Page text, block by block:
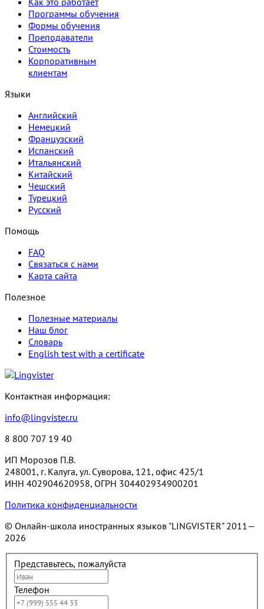
Программы обучения
Формы обучения
Преподаватели
Стоимость
Корпоративным
клиентам
Языки
Английский
Немецкий
Французский
Испанский
Итальянский
Китайский
Чешский
Турецкий
Русский
Помощь
FAQ
Связаться с нами
Карта сайта
Полезное
Полезные материалы
Наш блог
Словарь
English test with a certificate
Контактная информация:
info@lingvister.ru
8 800 707 19 40
ИП Морозов П.В.
248001, г. Калуга, ул. Суворова, 121, офис 425/1
ИНН 402904620958, ОГРН 304402934900201
Политика конфиденциальности
© Онлайн-школа иностранных языков "LINGVISTER" 2011—
2026
Представьтесь, пожалуйста
Телефон